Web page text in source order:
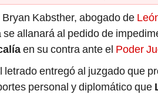
Kabsther, abogado de
allanará al pedido de
en su contra ante el Poder
letrado entregó al juzgado que
personal y diplomático que